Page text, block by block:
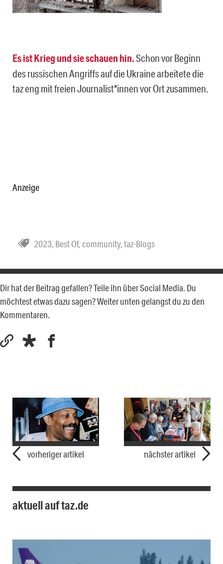
Es ist Krieg und sie schauen hin.Schon vor Beginn
des russischen Angriffs auf die Ukraine arbeitete die
taz eng mit freien Jour­na­lis­t*in­nen vor Ort zusammen.
Anzeige
2023, Best Of, community,taz-Blogs
Dir hat der Beitrag gefallen? Teile ihn über Social Media. Du
möchtest etwas dazu sagen? Weiter unten gelangst du zu den
Kommentaren.
vorheriger artikel nächster artikel
aktuell auf taz.de